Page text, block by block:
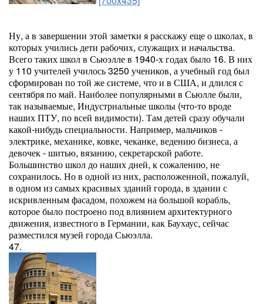
Ну, а в завершении этой заметки я расскажу еще о школах, в
которых учились дети рабочих, служащих и начальства.
Всего таких школ в Сьюэлле в 1940-х годах было 16. В них
у 110 учителей училось 3250 учеников, а учебный год был
сформирован по той же системе, что и в США, и длился с
сентября по май. Наиболее популярными в Сьюлле были,
так называемые, Индустриальные школы (что-то вроде
наших ПТУ, по всей видимости). Там детей сразу обучали
какой-нибудь специальности. Например, мальчиков -
электрике, механике, ковке, чеканке, ведению бизнеса, а
девочек - шитью, вязанию, секретарской работе.
Большинство школ до наших дней, к сожалению, не
сохранилось. Но в одной из них, расположенной, пожалуй,
в одном из самых красивых зданий города, в здании с
искривленным фасадом, похожем на большой корабль,
которое было построено под влиянием архитектурного
движения, известного в Германии, как Баухаус, сейчас
разместился музей города Сьюэлла.
47.